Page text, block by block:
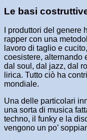
Le basi
I produttori del
rapper con una
lavoro di taglio e
coesistere, alternando
dal soul, dal jazz, dal
lirica. Tutto ciò ha
mondiale.
Una delle particolari
una sorta di musica
techno, il funky e la
vengono un po’